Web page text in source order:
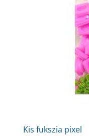
Kis fukszia pixel